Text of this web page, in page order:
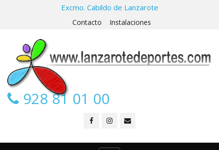
Excmo. Cabildo de Lanzarote
Contacto Instalaciones
928 81 01 00